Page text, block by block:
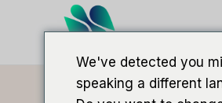
We've detected you
speaking a different